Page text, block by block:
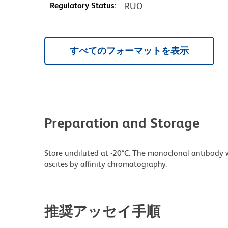
Regulatory Status: RUO
すべてのフォーマットを表示
Preparation and Storage
Store undiluted at -20°C. The monoclonal
ascites by affinity chromatography.
推奨アッセイ手順